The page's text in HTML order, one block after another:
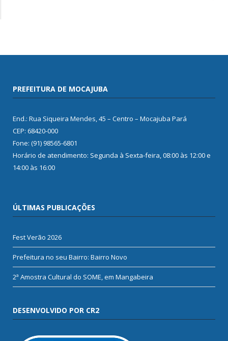
PREFEITURA DE MOCAJUBA
End.: Rua Siqueira Mendes, 45 – Centro – Mocajuba Pará
CEP: 68420-000
Fone: (91) 98565-6801
Horário de atendimento: Segunda à Sexta-feira, 08:00 às 12:00 e
14:00 às 16:00
ÚLTIMAS PUBLICAÇÕES
Fest Verão 2026
Prefeitura no seu Bairro: Bairro Novo
2ª Amostra Cultural do SOME, em Mangabeira
DESENVOLVIDO POR CR2